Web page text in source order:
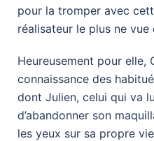
pour la tromper avec
réalisateur le plus ne vue
Heureusement pour elle,
connaissance des
dont Julien, celui qui va
d’abandonner son
les yeux sur sa propre